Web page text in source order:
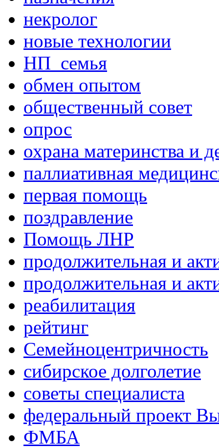
некролог
новые технологии
НП_семья
обмен опытом
общественный совет
опрос
охрана материнства и
паллиативная
первая помощь
поздравление
Помощь ЛНР
продолжительная и
продолжительная и
реабилитация
рейтинг
Семейноцентричность
сибирское долголетие
советы специалиста
федеральный проект
ФМБА